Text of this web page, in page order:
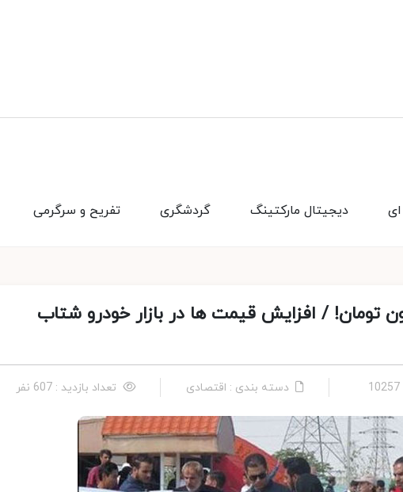
تفریح و سرگرمی گردشگری دیجیتال مارکتینگ
در مرز استثنائی ١٧٠ میلیون تومان! / افزایش قیمت ها در بازار خودرو شتاب
دسته بندی : اقتصادی تعداد بازدید : 607 نفر